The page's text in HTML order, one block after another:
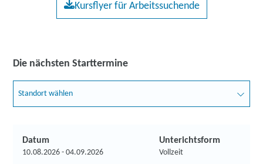
Kursflyer für Arbeitssuchende
Die nächsten Starttermine
Standort wählen
Datum
10.08.2026 - 04.09.2026
Unterichtsform
Vollzeit